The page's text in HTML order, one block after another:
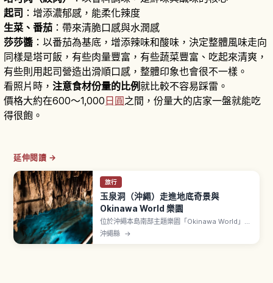
起司 ：增添濃郁感，能柔化辣度
生菜、番茄 ：帶來清脆口感與水潤感
莎莎醬 ：以番茄為基底，增添辣味和酸味，決定整體風味走向
同樣是塔可飯，有些肉量豐富，有些蔬菜豐富、吃起來清爽，
有些則用起司營造出滑順口感，整體印象也會很不一樣。
看照片時， 注意食材份量的比例就比較不容易踩雷。
價格大約在600～1,000 日圓之間，份量大的店家一盤就能吃
得很飽。
延伸閱讀 →
旅行
玉泉洞（沖繩）走進地底奇景與
Okinawa World 樂園
位於沖繩本島南部主題樂園「Okinawa World」內
的玉泉洞，是全長超過5公里、其中約890公尺對
沖繩縣 →